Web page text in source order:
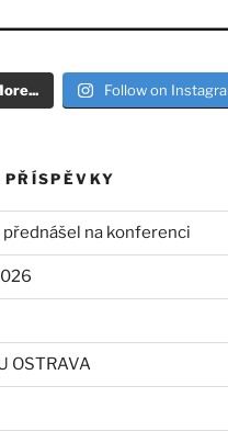
Follow on
PŘÍSPĚVKY
na konferenci
OSTRAVA